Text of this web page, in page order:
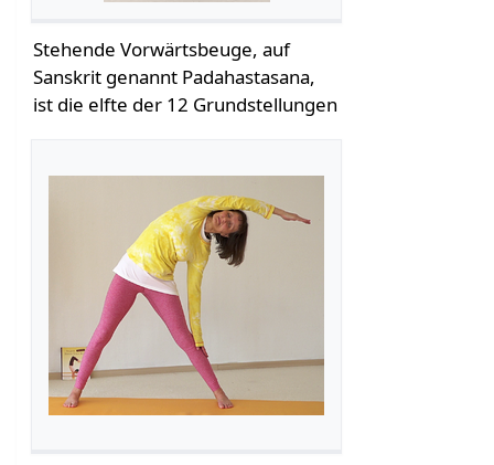
Stehende Vorwärtsbeuge, auf
Sanskrit genannt Padahastasana,
ist die elfte der 12 Grundstellungen